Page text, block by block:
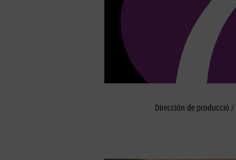
Dirección de producció